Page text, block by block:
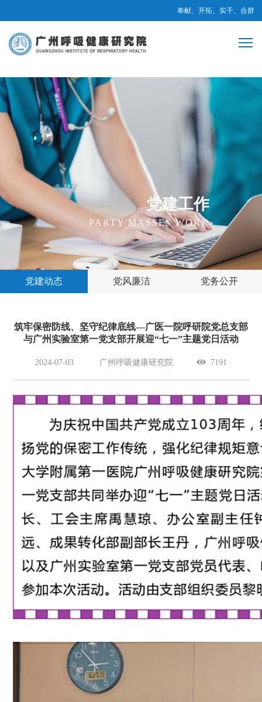
奉献、开拓、实干、合群
党建工作
PARTY MASSES WORK
党建动态 党风廉洁 党务公开
筑牢保密防线、坚守纪律底线—广医一院呼研院党总支部
与广州实验室第一党支部开展迎“七一”主题党日活动
2024-07-03 广州呼吸健康研究院 7191